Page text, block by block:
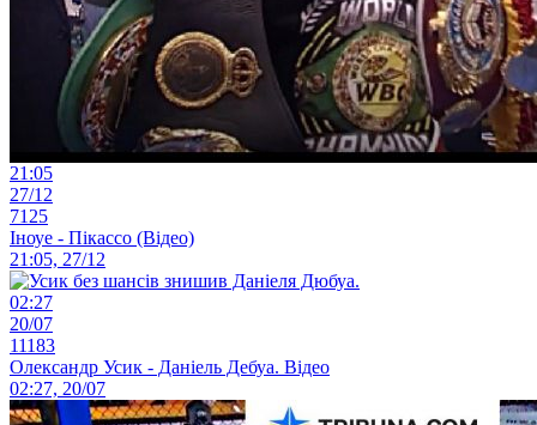
21:05
27/12
7125
Іноуе - Пікассо (Відео)
21:05, 27/12
02:27
20/07
11183
Олександр Усик - Даніель Дебуа. Відео
02:27, 20/07